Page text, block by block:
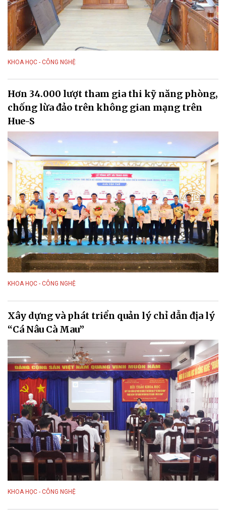
KHOA HỌC - CÔNG NGHỆ
Hơn 34.000 lượt tham gia thi kỹ năng phòng,
chống lừa đảo trên không gian mạng trên
Hue-S
KHOA HỌC - CÔNG NGHỆ
Xây dựng và phát triển quản lý chỉ dẫn địa lý
“Cá Nâu Cà Mau”
KHOA HỌC - CÔNG NGHỆ